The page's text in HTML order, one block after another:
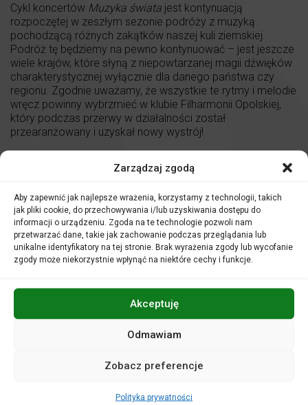
Zarządzaj zgodą
Aby zapewnić jak najlepsze wrażenia, korzystamy z technologii, takich
jak pliki cookie, do przechowywania i/lub uzyskiwania dostępu do
informacji o urządzeniu. Zgoda na te technologie pozwoli nam
przetwarzać dane, takie jak zachowanie podczas przeglądania lub
unikalne identyfikatory na tej stronie. Brak wyrażenia zgody lub wycofanie
zgody może niekorzystnie wpłynąć na niektóre cechy i funkcje.
Akceptuję
Odmawiam
Zobacz preferencje
Polityka prywatności
Cykl koncertów Muzyka świata jest kontynuacją
rozpoczętej w zeszłym sezonie podróży z muzyką
pochodzącą różnych zakątków naszej kuli ziemskiej.
Podróż tę będziemy na pewno kontynuować – jest jeszcze
wiele krajów, które słyną z niepowtarzanej magii dźwięków
charakterystycznej wyłącznie dla danego państwa czy
regionu. Zgodnie uważamy, że wszystkie te rytmy i melodie
wręcz powinny wybrzmieć w klubie Filharmonii Opolskiej,
który podczas przerwy w działalności został
przearanżowany i uzyskał nowy wystrój!
zapraszamy na koncert, podczas którego za pomocą
dokładniej wprost do jednej z tysięcy kawiarenek
zlokalizowanych w bocznych uliczkach Bogoty – stolicy
Kolumbii.
Cumbia, czyli muzyka latynoamerykańska z
charakterystycznym rytmem narodziła się w regionie
zamieszkiwały go plemiona indiańskie, tu przybywali
afrykańscy niewolnicy i tu roiło się od przybyszy z
Hiszpanii. W niespotykany sposób ten unikatowy gatunek
muzyczny łączy wpływy hiszpańskie, indiańskie i
bębnów, zmysłowe i zalotne ruchy bioder, Europejczycy
dodali charakterystyczny strój a tutejsi Indianie wnieśli